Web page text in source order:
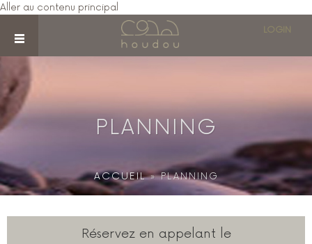
Aller au contenu principal
LOGIN
Vous êtes ici
ACCUEIL» PLANNING
PLANNING
Réservez en appelant le